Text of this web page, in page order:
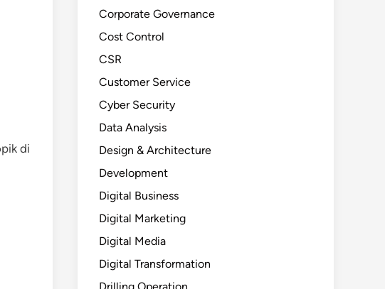
di
Corporate Governance
Cost Control
CSR
Customer Service
Cyber Security
Data Analysis
Design & Architecture
Development
Digital Business
Digital Marketing
Digital Media
Digital Transformation